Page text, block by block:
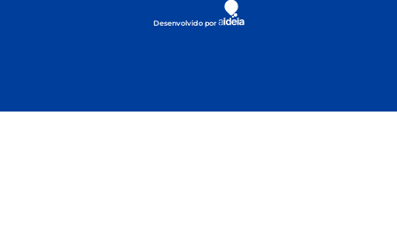
Desenvolvido por